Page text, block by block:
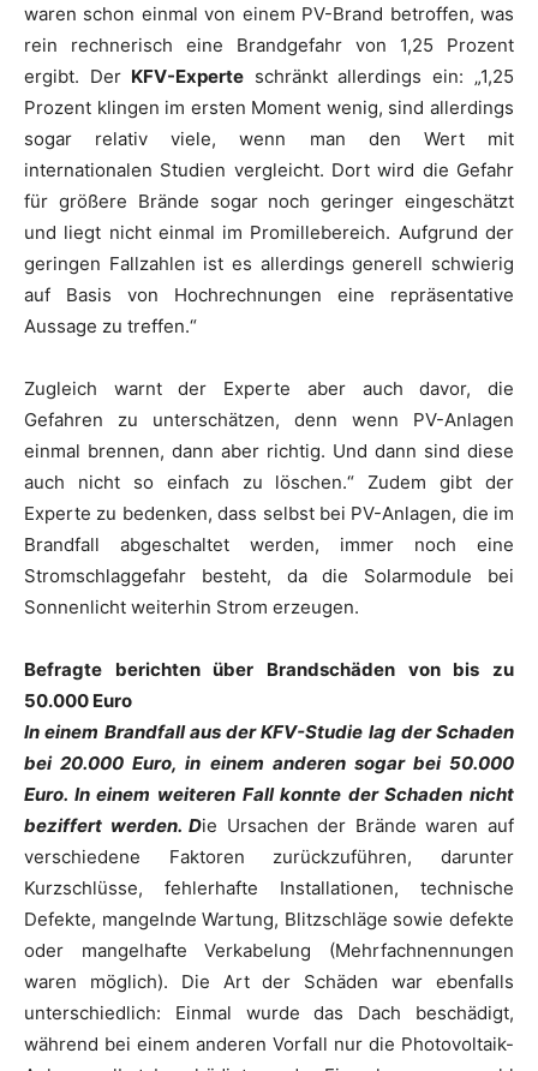
waren schon einmal von einem PV-Brand betroffen, was
rein rechnerisch eine Brandgefahr von 1,25 Prozent
ergibt. DerKFV-Experteschränkt allerdings ein: „1,25
Prozent klingen im ersten Moment wenig, sind allerdings
sogar relativ viele, wenn man den Wert mit
internationalen Studien vergleicht. Dort wird die Gefahr
für größere Brände sogar noch geringer eingeschätzt
und liegt nicht einmal im Promillebereich. Aufgrund der
geringen Fallzahlen ist es allerdings generell schwierig
auf Basis von Hochrechnungen eine repräsentative
Aussage zu treffen.“
Zugleich warnt der Experte aber auch davor, die
Gefahren zu unterschätzen, denn wenn PV-Anlagen
einmal brennen, dann aber richtig. Und dann sind diese
auch nicht so einfach zu löschen.“ Zudem gibt der
Experte zu bedenken, dass selbst bei PV-Anlagen, die im
Brandfall abgeschaltet werden, immer noch eine
Stromschlaggefahr besteht, da die Solarmodule bei
Sonnenlicht weiterhin Strom erzeugen.
Befragte berichten über Brandschäden von bis zu
50.000 Euro
In einem Brandfall aus der KFV-Studie lag der Schaden
bei 20.000 Euro, in einem anderen sogar bei 50.000
Euro. In einem weiteren Fall konnte der Schaden nicht
beziffert werden. Die Ursachen der Brände waren auf
verschiedene Faktoren zurückzuführen, darunter
Kurzschlüsse, fehlerhafte Installationen, technische
Defekte, mangelnde Wartung, Blitzschläge sowie defekte
oder mangelhafte Verkabelung (Mehrfachnennungen
waren möglich). Die Art der Schäden war ebenfalls
unterschiedlich: Einmal wurde das Dach beschädigt,
während bei einem anderen Vorfall nur die Photovoltaik-